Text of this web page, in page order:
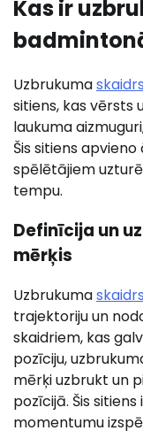
Kas ir
Uzbrukuma
sitiens, kas vērsts
laukuma
Šis sitiens
spēlētājiem
tempu.
Definīcija un
mērķis
Uzbrukuma
trajektoriju un
skaidriem, kas
pozīciju,
mērķi uzbrukt un
pozīcijā. Šis
momentumu